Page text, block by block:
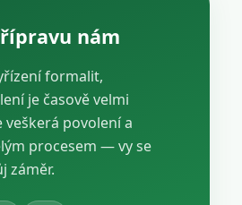
nám
formalit,
je časově velmi
veškerá povolení a
procesem — vy se
záměr.